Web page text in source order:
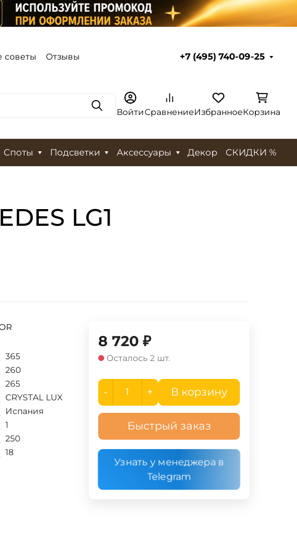
советы Отзывы +7 (495) 740-09-25
ПоискВойтиСравнениеИзбранноеКорзина
Споты Подсветки Аксессуары Декор СКИДКИ %
LG1
365
260
265
CRYSTAL LUX
Испания
1
250
18
8 720 ₽
Осталось 2 шт.
- + В корзину
Быстрый заказ
Узнать у менеджера в
Telegram